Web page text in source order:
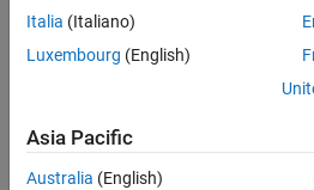
PWM出力によるデューティ比
Italia (Italiano)
Luxembourg (English)
Asia Pacific
Australia (English)